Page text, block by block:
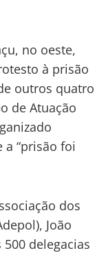
no oeste,
à prisão
outros quatro
de Atuação
a “prisão foi
dos
João
delegacias